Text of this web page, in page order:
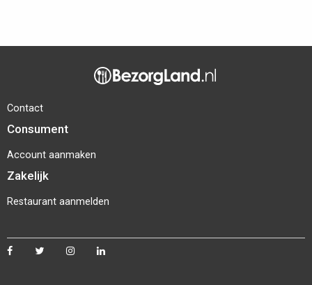
Contact
Consument
Account aanmaken
Zakelijk
Restaurant aanmelden